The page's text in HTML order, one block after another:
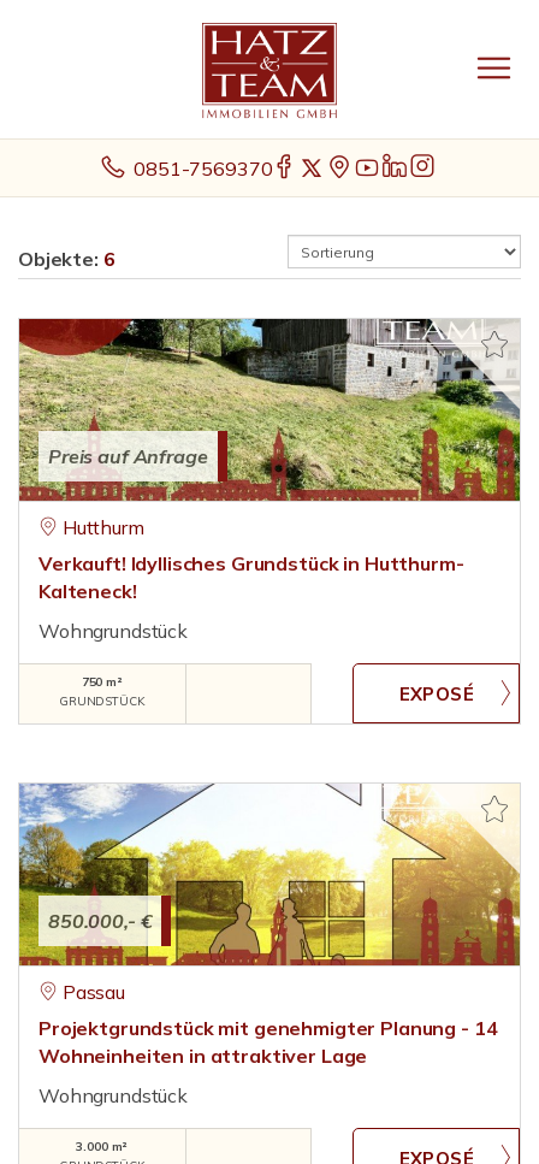
0851-7569370
Objekte: 6
Preis auf Anfrage
Hutthurm
Verkauft! Idyllisches Grundstück in Hutthurm-
Kalteneck!
Wohngrundstück
750 m²
GRUNDSTÜCK
850.000,- €
Passau
Projektgrundstück mit genehmigter Planung - 14
Wohneinheiten in attraktiver Lage
Wohngrundstück
3.000 m²